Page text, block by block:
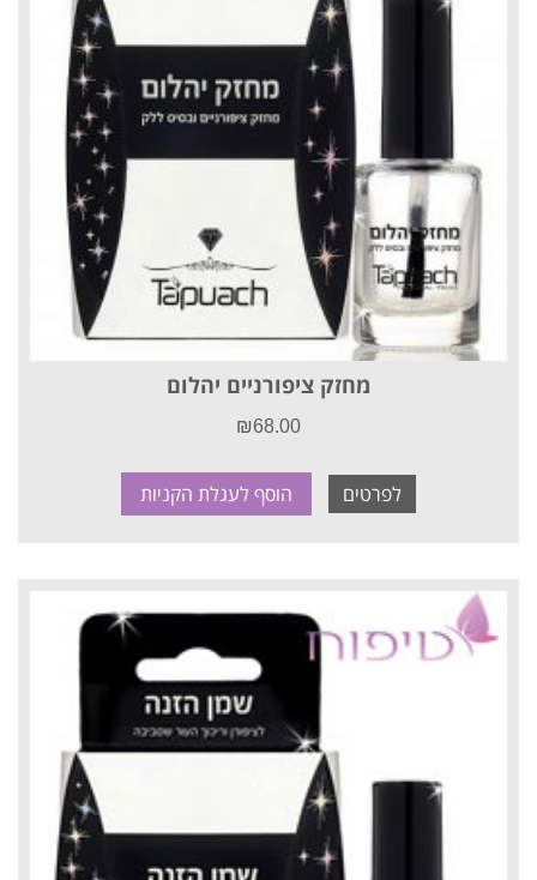
מחזק ציפורניים יהלום
₪68.00
לפרטים הוסף לעגלת הקניות